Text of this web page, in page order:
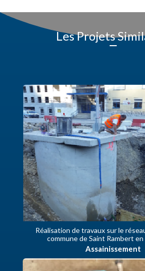
Les Projets
Réalisation de travaux sur le
commune de Saint Rambert en
Assainissement